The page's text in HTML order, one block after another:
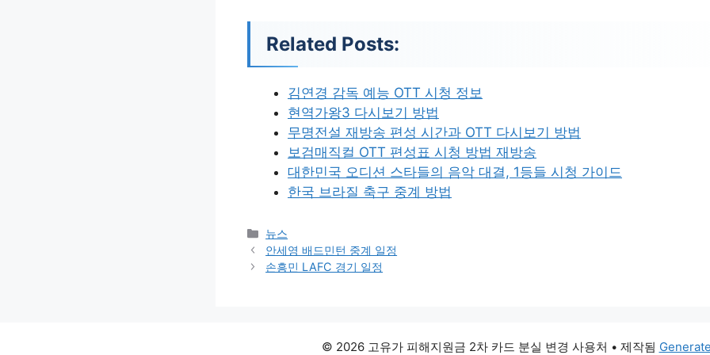
Related Posts:
김연경 감독 예능 OTT 시청 정보
현역가왕3 다시보기 방법
무명전설 재방송 편성 시간과 OTT 다시보기 방법
보검매직컬 OTT 편성표 시청 방법 재방송
대한민국 오디션 스타들의 음악 대결, 1등들 시청 가이드
한국 브라질 축구 중계 방법
카
테
고
뉴스
안세영 배드민턴 중계 일정
손흥민 LAFC 경기 일정
© 2026 고유가 피해지원금 2차 카드 분실 변경 사용처 • 제작됨